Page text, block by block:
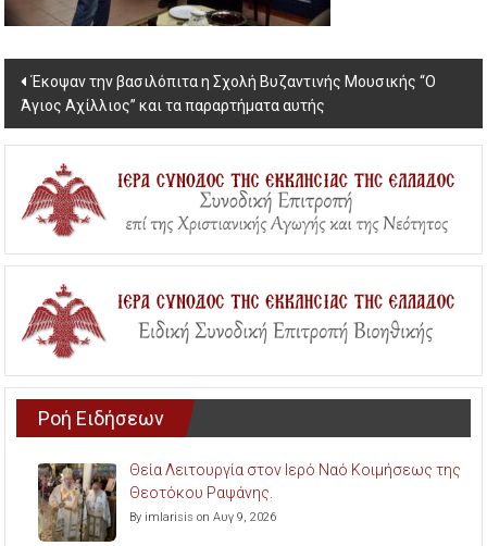
Post
navigation
Έκοψαν την βασιλόπιτα η Σχολή Βυζαντινής Μουσικής “Ο
Άγιος Αχίλλιος” και τα παραρτήματα αυτής
Ροή Ειδήσεων
Θεία Λειτουργία στον Ιερό Ναό Κοιμήσεως της
Θεοτόκου Ραψάνης.
By imlarisis on Αυγ 9, 2026